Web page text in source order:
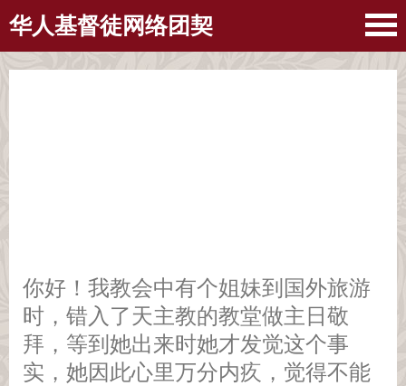
华人基督徒网络团契
你好！我教会中有个姐妹到国外旅游
时，错入了天主教的教堂做主日敬
拜，等到她出来时她才发觉这个事
实，她因此心里万分内疚，觉得不能